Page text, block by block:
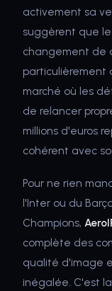
activement sa
suggèrent que
changement de
particulièrement
marché où les
de relancer
millions d'euros
cohérent avec
Pour ne rien
l'Inter ou du
Champions,
complète des
qualité d'image
inégalée. C'est